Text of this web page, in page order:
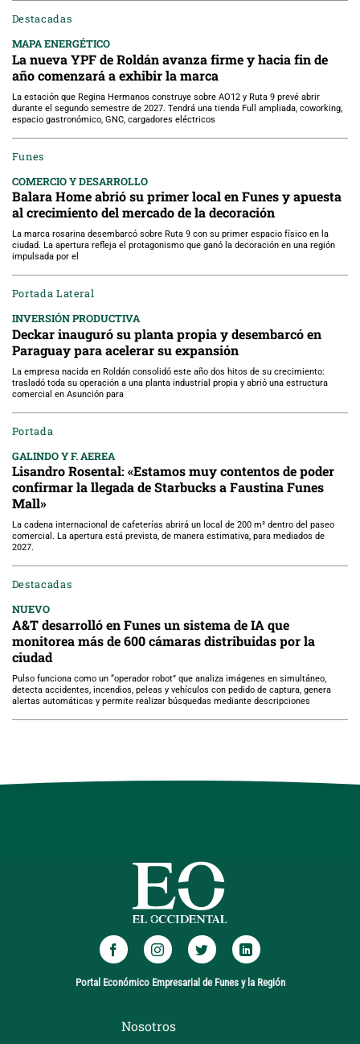
Destacadas
MAPA ENERGÉTICO
La nueva YPF de Roldán avanza firme y hacia fin de
año comenzará a exhibir la marca
La estación que Regina Hermanos construye sobre AO12 y Ruta 9 prevé abrir
durante el segundo semestre de 2027. Tendrá una tienda Full ampliada, coworking,
espacio gastronómico, GNC, cargadores eléctricos
Funes
COMERCIO Y DESARROLLO
Balara Home abrió su primer local en Funes y apuesta
al crecimiento del mercado de la decoración
La marca rosarina desembarcó sobre Ruta 9 con su primer espacio físico en la
ciudad. La apertura refleja el protagonismo que ganó la decoración en una región
impulsada por el
Portada Lateral
INVERSIÓN PRODUCTIVA
Deckar inauguró su planta propia y desembarcó en
Paraguay para acelerar su expansión
La empresa nacida en Roldán consolidó este año dos hitos de su crecimiento:
trasladó toda su operación a una planta industrial propia y abrió una estructura
comercial en Asunción para
Portada
GALINDO Y F. AEREA
Lisandro Rosental: «Estamos muy contentos de poder
confirmar la llegada de Starbucks a Faustina Funes
Mall»
La cadena internacional de cafeterías abrirá un local de 200 m² dentro del paseo
comercial. La apertura está prevista, de manera estimativa, para mediados de
2027.
Destacadas
NUEVO
A&T desarrolló en Funes un sistema de IA que
monitorea más de 600 cámaras distribuidas por la
ciudad
Pulso funciona como un “operador robot” que analiza imágenes en simultáneo,
detecta accidentes, incendios, peleas y vehículos con pedido de captura, genera
alertas automáticas y permite realizar búsquedas mediante descripciones
Portal Económico Empresarial de Funes y la Región
Nosotros